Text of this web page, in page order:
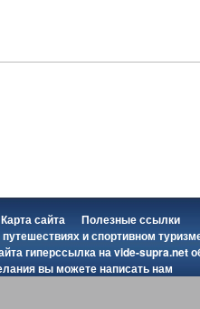
Карта сайта
Полезные ссылки
и спортивном
гиперссылка наvide-supra.net
вы можетенаписать нам